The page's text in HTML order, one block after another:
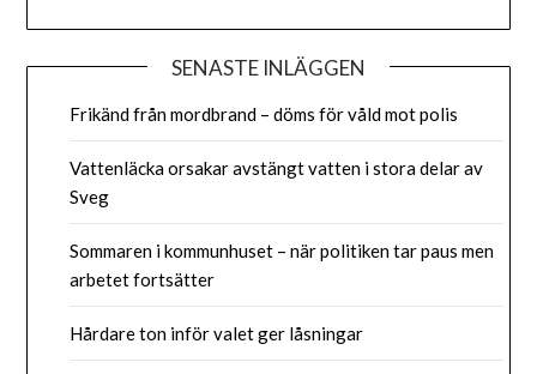
SENASTE INLÄGGEN
Frikänd från mordbrand – döms för våld mot polis
Vattenläcka orsakar avstängt vatten i stora delar av
Sveg
Sommaren i kommunhuset – när politiken tar paus men
arbetet fortsätter
Hårdare ton inför valet ger låsningar